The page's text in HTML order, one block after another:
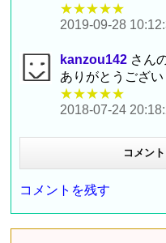
★★★★★
2019-09-28
kanzou142 さん
ありがとうござい
★★★★★
2018-07-24
コメン
コメントを残す